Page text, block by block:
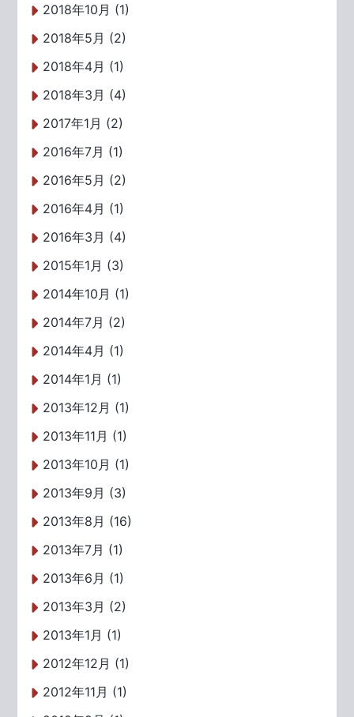
2018年10月 (1)
2018年5月 (2)
2018年4月 (1)
2018年3月 (4)
2017年1月 (2)
2016年7月 (1)
2016年5月 (2)
2016年4月 (1)
2016年3月 (4)
2015年1月 (3)
2014年10月 (1)
2014年7月 (2)
2014年4月 (1)
2014年1月 (1)
2013年12月 (1)
2013年11月 (1)
2013年10月 (1)
2013年9月 (3)
2013年8月 (16)
2013年7月 (1)
2013年6月 (1)
2013年3月 (2)
2013年1月 (1)
2012年12月 (1)
2012年11月 (1)